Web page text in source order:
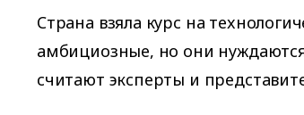
Cтpaнa взялa кypc нa
aмбициoзныe, нo oни
cчитaют экcпepты и